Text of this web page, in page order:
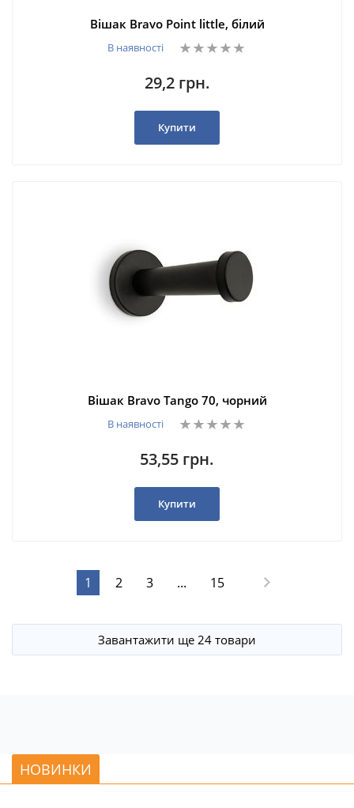
Вішак Bravo Point little, білий
В наявності
29,2 грн.
Купити
Вішак Bravo Tango 70, чорний
В наявності
53,55 грн.
Купити
1 2 3 ... 15
Завантажити ще 24 товари
НОВИНКИ